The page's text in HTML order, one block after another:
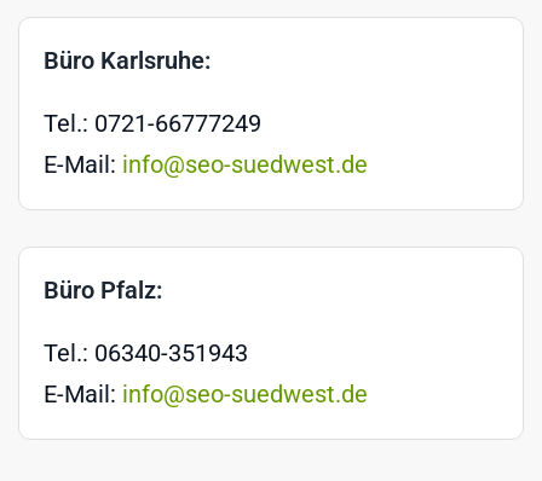
Büro Karlsruhe:
Tel.: 0721-66777249
E-Mail: info@seo-suedwest.de
Büro Pfalz:
Tel.: 06340-351943
E-Mail: info@seo-suedwest.de